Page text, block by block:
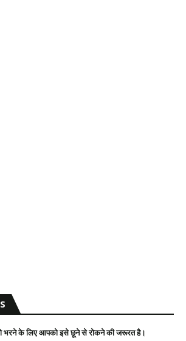
भरने के लिए आपको इसे छूने से रोकने की जरूरत है।